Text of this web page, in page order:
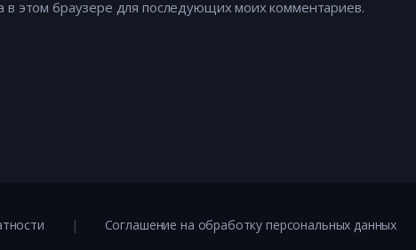
в этом браузере для последующих моих комментариев.
Соглашение на обработку персональных данных